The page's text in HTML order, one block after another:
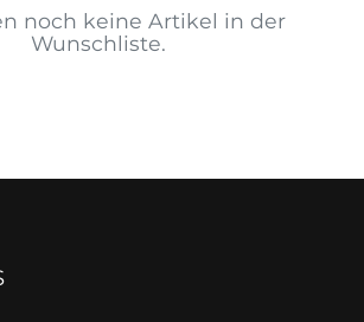
noch keine Artikel in der
Wunschliste.